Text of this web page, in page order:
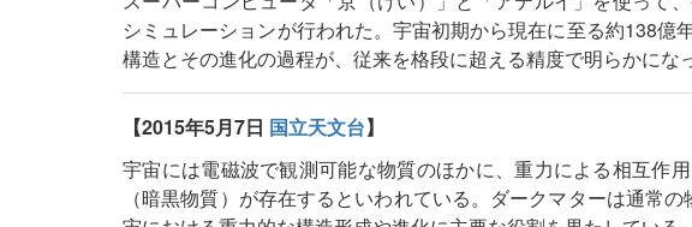
シミュレーションが行われた。宇宙初期から現在に至る約138億
構造とその進化の過程が、従来を格段に超える精度で明らかにな
【2015年5月7日 国立天文台】
宇宙には電磁波で観測可能な物質のほかに、重力による相互作
（暗黒物質）が存在するといわれている。ダークマターは通常